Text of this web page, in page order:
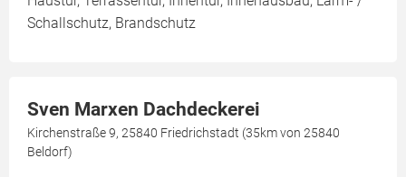
Schallschutz, Brandschutz
Sven Marxen Dachdeckerei
Kirchenstraße 9, 25840 Friedrichstadt (35km von 25840
Beldorf)